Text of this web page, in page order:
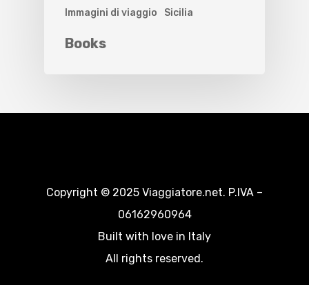
Immagini di viaggio Sicilia
Books
Copyright © 2025 Viaggiatore.net. P.IVA –
06162960964
Built with love in Italy
All rights reserved.